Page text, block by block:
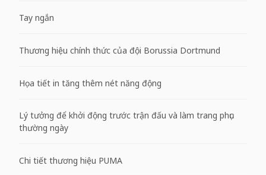
Tay ngắn
Thương hiệu chính thức của đội Borussia Dortmund
Họa tiết in tăng thêm nét năng động
Lý tưởng để khởi động trước trận đấu và làm trang phục
thường ngày
Chi tiết thương hiệu PUMA